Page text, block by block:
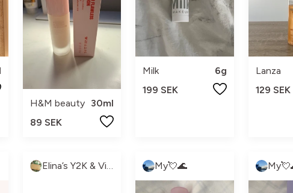
H&M beauty 30ml
89 SEK
Milk
6g
199 SEK
Lanza
129 SEK
Elina’s Y2K & Vintage 💖 My💘🌊